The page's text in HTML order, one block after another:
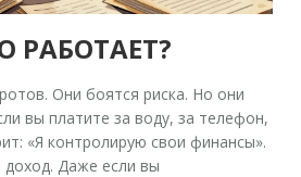
РАБОТАЕТ?
Они боятся риска. Но они
вы платите за воду, за телефон,
«Я контролирую свои финансы».
Даже если вы